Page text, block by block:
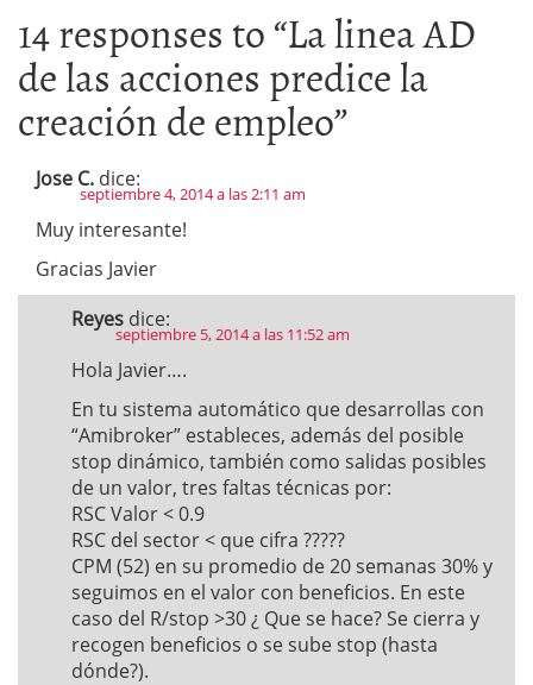
14 responses to “La linea AD
de las acciones predice la
creación de empleo”
Jose C. dice:
septiembre 4, 2014 a las 2:11 am
Muy interesante!
Gracias Javier
Reyes dice:
septiembre 5, 2014 a las 11:52 am
Hola Javier….
En tu sistema automático que desarrollas con
“Amibroker” estableces, además del posible
stop dinámico, también como salidas posibles
de un valor, tres faltas técnicas por:
RSC Valor < 0.9
RSC del sector < que cifra ?????
CPM (52) en su promedio de 20 semanas 30% y
seguimos en el valor con beneficios. En este
caso del R/stop >30 ¿ Que se hace? Se cierra y
recogen beneficios o se sube stop (hasta
dónde?).